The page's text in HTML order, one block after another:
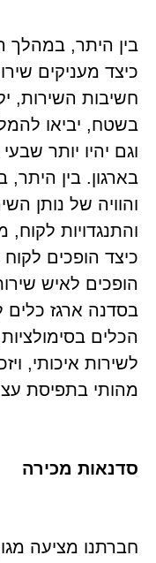
בין היתר, במהלך
כיצד מעניקים
חשיבות השירות,
בשטח, יביאו
וגם יהיו יותר
בארגון. בין
והוויה של נותן
והתנגדויות לקוח,
כיצד הופכים
הופכים לאיש
בסדנה ארגז כלים
הכלים
לשירות איכותי,
מהותי בתפיסת
סדנאות מכירה
חברתנו מציעה